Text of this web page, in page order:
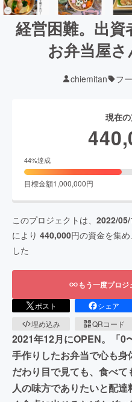
経営困難。出
お弁当屋さ
chiemitan フ
現在
44%達成
目標金額1,000,000円
このプロジェクトは、 2022/
により 440,000円の資金を集め
した
もう一度プロ
ポスト シェア
埋め込み
QRコード
2021年12月にOPEN。「0
手作りしたお弁当で心も身
だわり目で見ても、食べ
人の味方でありたいと配